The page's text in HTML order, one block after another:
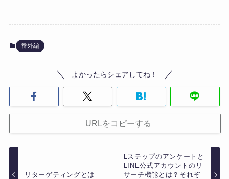
番外編
よかったらシェアしてね！
URLをコピーする
リターゲティングとは
Lステップのアンケートと
LINE公式アカウントのリ
サーチ機能とは？それぞ